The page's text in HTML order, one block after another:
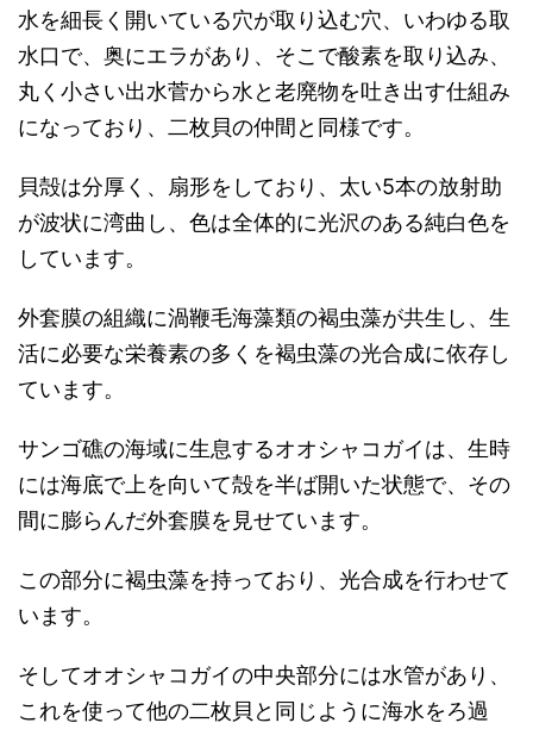
水を細長く開いている穴が取り込む穴、いわゆる取
水口で、奥にエラがあり、そこで酸素を取り込み、
丸く小さい出水菅から水と老廃物を吐き出す仕組み
になっており、二枚貝の仲間と同様です。
貝殻は分厚く、扇形をしており、太い5本の放射助
が波状に湾曲し、色は全体的に光沢のある純白色を
しています。
外套膜の組織に渦鞭毛海藻類の褐虫藻が共生し、生
活に必要な栄養素の多くを褐虫藻の光合成に依存し
ています。
サンゴ礁の海域に生息するオオシャコガイは、生時
には海底で上を向いて殻を半ば開いた状態で、その
間に膨らんだ外套膜を見せています。
この部分に褐虫藻を持っており、光合成を行わせて
います。
そしてオオシャコガイの中央部分には水管があり、
これを使って他の二枚貝と同じように海水をろ過